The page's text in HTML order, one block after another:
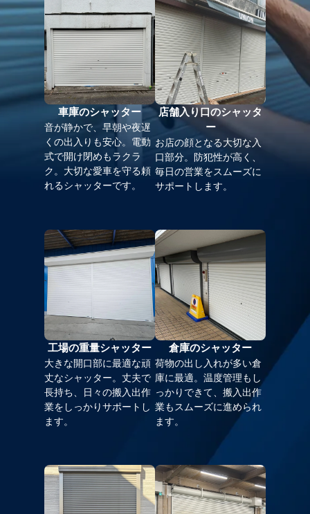
車庫のシャッター
音が静かで、早朝や夜遅
くの出入りも安心。電動
式で開け閉めもラクラ
ク。大切な愛車を守る頼
れるシャッターです。
店舗入り口のシャッタ
ー
お店の顔となる大切な入
口部分。防犯性が高く、
毎日の営業をスムーズに
サポートします。
工場の重量シャッター
大きな開口部に最適な頑
丈なシャッター。丈夫で
長持ち、日々の搬入出作
業をしっかりサポートし
ます。
倉庫のシャッター
荷物の出し入れが多い倉
庫に最適。温度管理もし
っかりできて、搬入出作
業もスムーズに進められ
ます。